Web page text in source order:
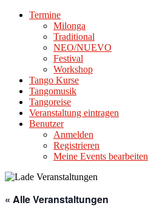
Termine
Milonga
Traditional
NEO/NUEVO
Festival
Workshop
Tango Kurse
Tangomusik
Tangoreise
Veranstaltung eintragen
Benutzer
Anmelden
Registrieren
Meine Events bearbeiten
« Alle Veranstaltungen